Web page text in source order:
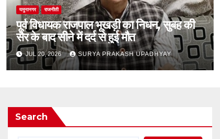
यमुनानगर राजनीती
पूर्व विधायक राजपाल भूखड़ी का निधन, सुबह की
सैर के बाद सीने में दर्द से हुई मौत
JUL 20, 2026 SURYA PRAKASH UPADHYAY
Search